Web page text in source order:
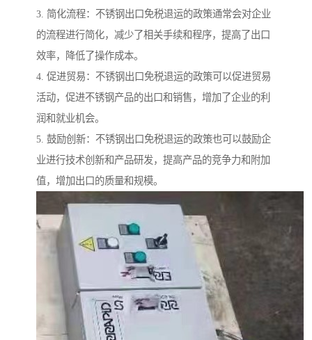
3. 简化流程：不锈钢出口免税退运的政策通常会对企业
的流程进行简化，减少了相关手续和程序，提高了出口
效率，降低了操作成本。
4. 促进贸易：不锈钢出口免税退运的政策可以促进贸易
活动，促进不锈钢产品的出口和销售，增加了企业的利
润和就业机会。
5. 鼓励创新：不锈钢出口免税退运的政策也可以鼓励企
业进行技术创新和产品研发，提高产品的竞争力和附加
值，增加出口的质量和规模。